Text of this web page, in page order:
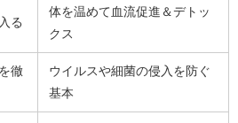
る
体を温めて血流促進＆デトッ
クス
徹
ウイルスや細菌の侵入を防ぐ
基本